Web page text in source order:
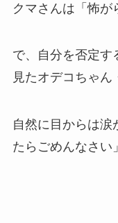
クマさんは「怖が
で、自分を否定す
見たオデコちゃん
自然に目からは涙
たらごめんなさい